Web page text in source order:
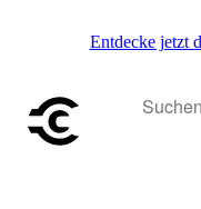
Entdecke jetzt